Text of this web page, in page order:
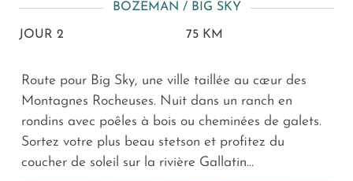
BOZEMAN / BIG SKY
JOUR 2 75 KM
Route pour Big Sky, une ville taillée au cœur des
Montagnes Rocheuses. Nuit dans un ranch en
rondins avec poêles à bois ou cheminées de galets.
Sortez votre plus beau stetson et profitez du
coucher de soleil sur la rivière Gallatin…